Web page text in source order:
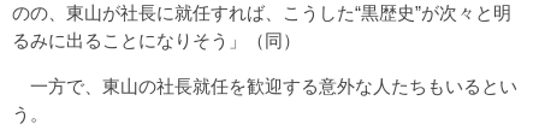
のの、東山が社長に就任すれば、こうした“黒歴史”が次々と明
るみに出ることになりそう」（同）
一方で、東山の社長就任を歓迎する意外な人たちもいるとい
う。